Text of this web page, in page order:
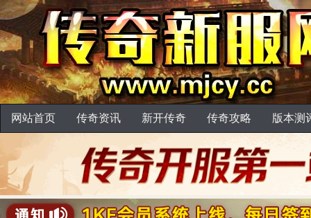
网站首页 传奇资讯 新开传奇 传奇攻略 版本测